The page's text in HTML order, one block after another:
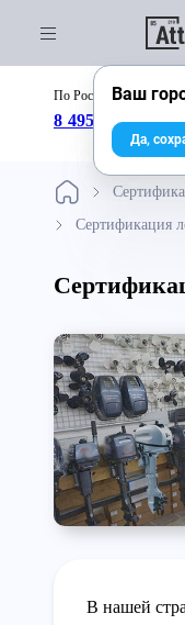
По России бесплатно:
8 495 246-04-43
Сертификация
В нашей
Ваш
Да,